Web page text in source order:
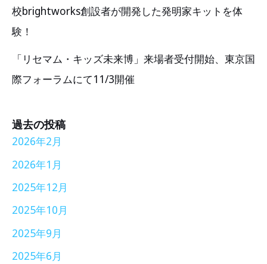
校brightworks創設者が開発した発明家キットを体
験！
「リセマム・キッズ未来博」来場者受付開始、東京国
際フォーラムにて11/3開催
過去の投稿
2026年2月
2026年1月
2025年12月
2025年10月
2025年9月
2025年6月